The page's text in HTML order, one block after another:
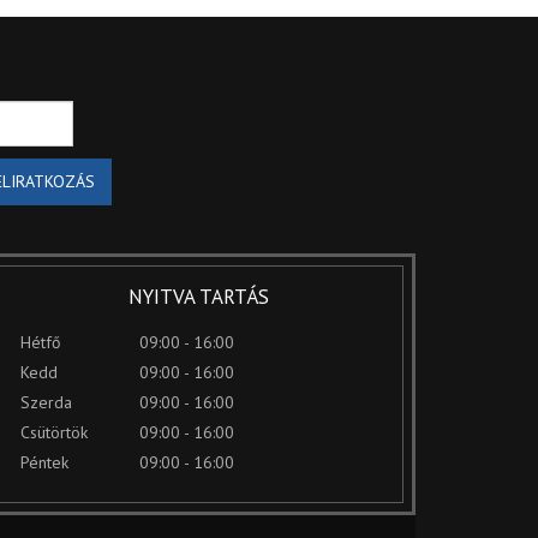
NYITVA TARTÁS
Hétfő
09:00 - 16:00
Kedd
09:00 - 16:00
Szerda
09:00 - 16:00
Csütörtök
09:00 - 16:00
Péntek
09:00 - 16:00